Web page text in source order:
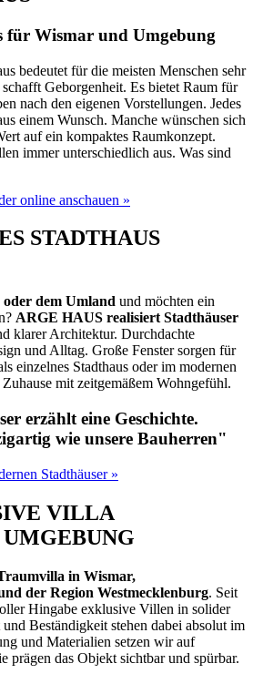
Wismar und Umgebung
bedeutet für die meisten Menschen sehr
Geborgenheit. Es bietet Raum für
nach den eigenen Vorstellungen. Jedes
einem Wunsch. Manche wünschen sich
auf ein kompaktes Raumkonzept.
immer unterschiedlich aus. Was sind
online anschauen »
STADTHAUS
dem Umland und möchten ein
ARGE HAUS realisiert Stadthäuser
klarer Architektur. Durchdachte
und Alltag. Große Fenster sorgen für
einzelnes Stadthaus oder im modernen
mit zeitgemäßem Wohngefühl.
erzählt eine Geschichte.
wie unsere Bauherren"
Stadthäuser »
VILLA
in Wismar,
der Region Westmecklenburg. Seit
Hingabe exklusive Villen in solider
Beständigkeit stehen dabei absolut im
und Materialien setzen wir auf
prägen das Objekt sichtbar und spürbar.